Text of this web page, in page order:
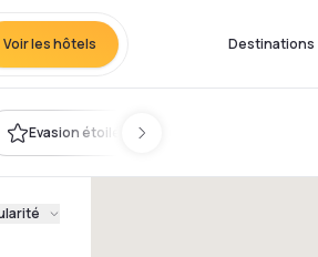
Voir les hôtels Destinations
Evasion étoilée